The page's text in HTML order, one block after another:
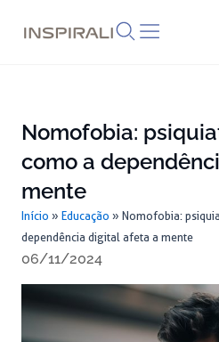
Nomofobia:
como a
mente
Início » Educação » Nomofobia:
dependência digital afeta a mente
06/11/2024